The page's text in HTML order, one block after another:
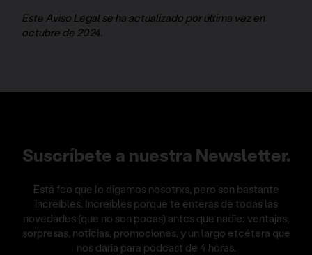
Este Aviso Legal se ha actualizado por última vez en
octubre de 2024.
Suscríbete a nuestra Newsletter.
Está feo que lo digamos nosotrxs, pero son bastante
increíbles. Increíbles porque te enteras de todas las
novedades (que no son pocas) antes que nadie: ventajas,
sorpresas, noticias, promociones, y un largo etcétera que
nos daría para podcast de 4 horas.